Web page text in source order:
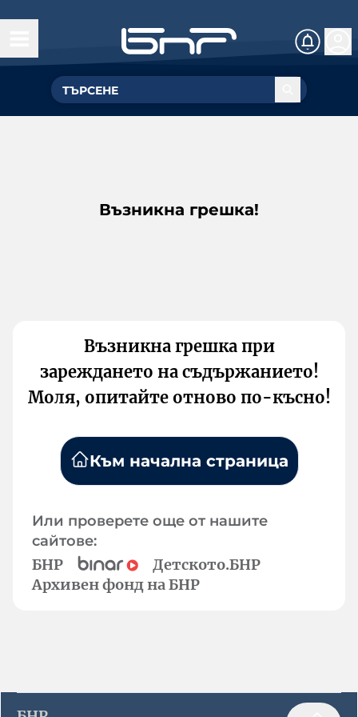
Възникна грешка!
Възникна грешка при
зареждането на съдържанието!
Моля, опитайте отново по-късно!
Към начална страница
Или проверете още от нашите
сайтове:
БНР
Детското.БНР
Архивен фонд на БНР